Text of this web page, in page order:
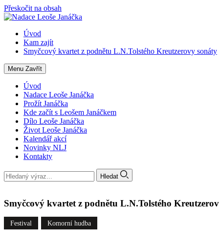
Přeskočit na obsah
Úvod
Kam zajít
Smyčcový kvartet z podnětu L.N.Tolstého Kreutzerovy sonáty
Menu Zavřít
Úvod
Nadace Leoše Janáčka
Prožít Janáčka
Kde začít s Leošem Janáčkem
Dílo Leoše Janáčka
Život Leoše Janáčka
Kalendář akcí
Novinky NLJ
Kontakty
Hledat
Smyčcový kvartet z podnětu L.N.Tolstého
Festival Komorní hudba